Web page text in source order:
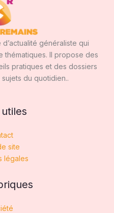
généraliste qui
Il propose des
pratiques et des dossiers
du quotidien..
site
légales